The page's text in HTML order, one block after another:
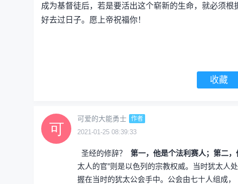
成为基督徒后，若是要活出这个崭新的生命，就必须
好去过日子。愿上帝祝福你！
收藏
可爱的大能勇士 作者
2021-01-25 08:39:33
圣经的修辞？ 第一，他是个法利赛人；第二
太人的官”则是以色列的宗教权威。当时犹太人
握在当时的犹太公会手中。公会由七〸人组成，